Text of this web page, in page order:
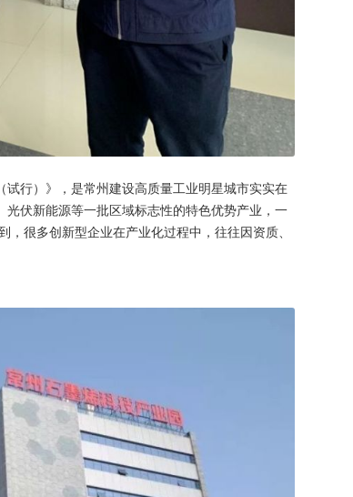
行）》，是常州建设高质量工业明星城市实实在
伏新能源等一批区域标志性的特色优势产业，一
很多创新型企业在产业化过程中，往往因资质、